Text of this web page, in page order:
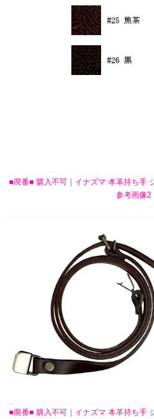
■廃番■ 購入不可｜イナズマ 本革持ち手
参考画像2
■廃番■ 購入不可｜イナズマ 本革持ち手